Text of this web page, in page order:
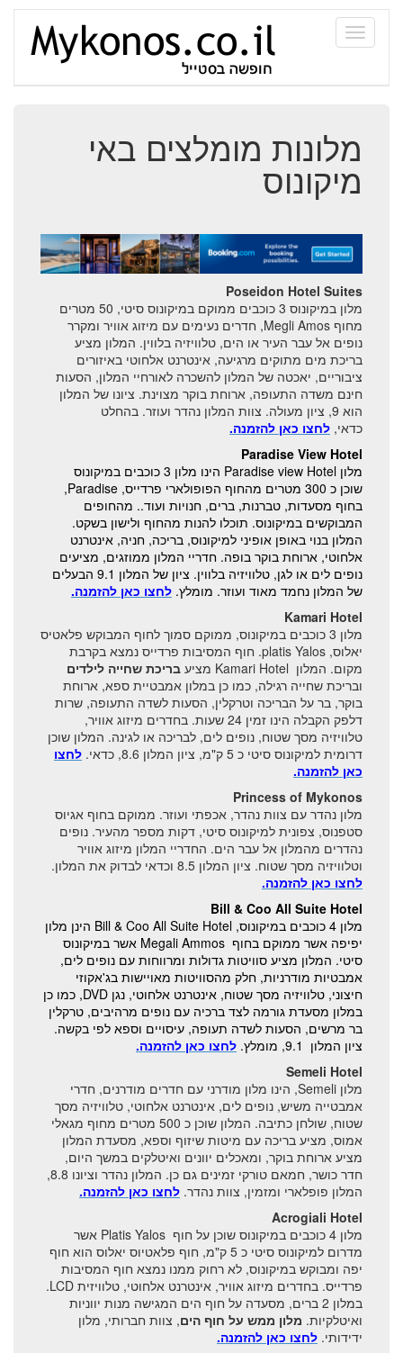
Toggle
חיי לילה במיקונוס
חופים במיקונוס
ממיקונוס לנאקסוס
שייט ביאכטה
איים ליד מיקונוס
צרו איתנו קשר!
dj mikonos line up
ממיקונוס לפארוס ונאקסוס
מפת מיקונוס
מלונות מומלצים באי
מיקונוס
Poseidon Hotel Suites
מלון במיקונוס 3 כוכבים ממוקם במיקונוס סיטי, 50 מטרים
מחוף Megli Amos, חדרים נעימים עם מיזוג אוויר ומקרר
נופים אל עבר העיר או הים, טלוויזיה בלווין. המלון מציע
בריכת מים מתוקים מרגיעה, אינטרנט אלחוטי באיזורים
ציבוריים, יאכטה של המלון להשכרה לאורחיי המלון, הסעות
חינם משדה התעופה, ארוחת בוקר מצוינת. ציונו של המלון
הוא 9, ציון מעולה. צוות המלון נהדר ועוזר. בהחלט
כדאי, לחצו כאן להזמנה.
Paradise View Hotel
מלון Paradise view Hotel הינו מלון 3 כוכבים במיקונוס
שוכן כ 300 מטרים מהחוף הפופולארי פרדייס, Paradise,
בחוף מסעדות, טברנות, ברים, חנויות ועוד.. מהחופים
המבוקשים במיקונוס. תוכלו להנות מהחוף ולישון בשקט.
המלון בנוי באופן אופיני למיקונוס, בריכה, חניה, אינטרנט
אלחוטי, ארוחת בוקר בופה. חדריי המלון ממוזגים, מציעים
נופים לים או לגן, טלוויזיה בלווין. ציון של המלון 9.1 הבעלים
של המלון נחמד מאוד ועוזר. מומלץ. לחצו כאן להזמנה.
Kamari Hotel
מלון 3 כוכבים במיקונוס, ממוקם סמוך לחוף המבוקש פלאטיס
יאלוס, platis Yalos. חוף המסיבות פרדייס נמצא בקרבת
מקום. המלון Kamari Hotel מציע
בריכת שחייה לילדים
ובריכת שחייה רגילה, כמו כן במלון אמבטיית ספא, ארוחת
בוקר, בר על הבריכה וטרקלין, הסעות לשדה התעופה, שרות
דלפק הקבלה הינו זמין 24 שעות. בחדרים מיזוג אוויר,
טלוויזיה מסך שטוח, נופים לים, לבריכה או לגינה. המלון שוכן
דרומית למיקונוס סיטי כ 5 ק"מ, ציון המלון 8.6, כדאי.
לחצו
כאן להזמנה.
Princess of Mykonos
מלון נהדר עם צוות נהדר, אכפתי ועוזר. ממוקם בחוף אגיוס
סטפנוס, צפונית למיקונוס סיטי, דקות מספר מהעיר. נופים
נהדרים מהמלון אל עבר הים. החדריי המלון מיזוג אוויר
וטלוויזיה מסך שטוח. ציון המלון 8.5 וכדאי לבדוק את המלון.
לחצו כאן להזמנה.
Bill & Coo All Suite Hotel
מלון 4 כוכבים במיקונוס, Bill & Coo All Suite Hotel הינן מלון
יפיפה אשר ממוקם בחוף Megali Ammos אשר במיקונוס
סיטי. המלון מציע סוויטות גדולות ומרווחות עם נופים לים,
אמבטיות מודרניות, חלק מהסוויטות מאויישות בג'אקוזי
חיצוני, טלוויזיה מסך שטוח, אינטרנט אלחוטי, נגן DVD, כמו כן
במלון מסעדת גורמה לצד ברכיה עם נופים מרהיבים, טרקלין
בר מרשים, הסעות לשדה תעופה, עיסויים וספא לפי בקשה.
ציון המלון 9.1, מומלץ.
לחצו כאן להזמנה.
Semeli Hotel
מלון Semeli, הינו מלון מודרני עם חדרים מודרנים, חדרי
אמבטייה משיש, נופים לים, אינטרנט אלחוטי, טלוויזיה מסך
שטוח, שולחן כתיבה. המלון שוכן כ 500 מטרים מחוף מגאלי
אמוס, מציע בריכה עם מיטות שיזוף וספא, מסעדת המלון
מציע ארוחת בוקר, ומאכלים יוונים ואיטלקים במשך היום,
חדר כושר, חמאם טורקי זמינים גם כן. המלון נהדר וציונו 8.8,
המלון פופלארי ומזמין, צוות נהדר. לחצו כאן להזמנה.
Acrogiali Hotel
מלון 4 כוכבים במיקונוס שוכן על חוף Platis Yalos אשר
מדרום למיקונוס סיטי כ 5 ק"מ, חוף פלאטיוס יאלוס הוא חוף
יפה ומבוקש במיקונוס, לא רחוק ממנו נמצא חוף המסיבות
פרדייס. בחדרים מיזוג אוויר, אינטרנט אלחוטי, טלוויזית LCD.
במלון 2 ברים, מסעדה על חוף הים המגישה מנות יווניות
ואיטלקיות. מלון ממש על חוף הים, צוות חברותי, מלון
ידידותי. לחצו כאן להזמנה.